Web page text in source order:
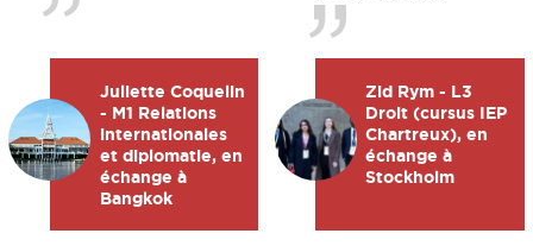
Juliette Coquelin
- M1 Relations
internationales
et diplomatie, en
échange à
Bangkok
Zid Rym - L3
Droit (cursus IEP
Chartreux), en
échange à
Stockholm